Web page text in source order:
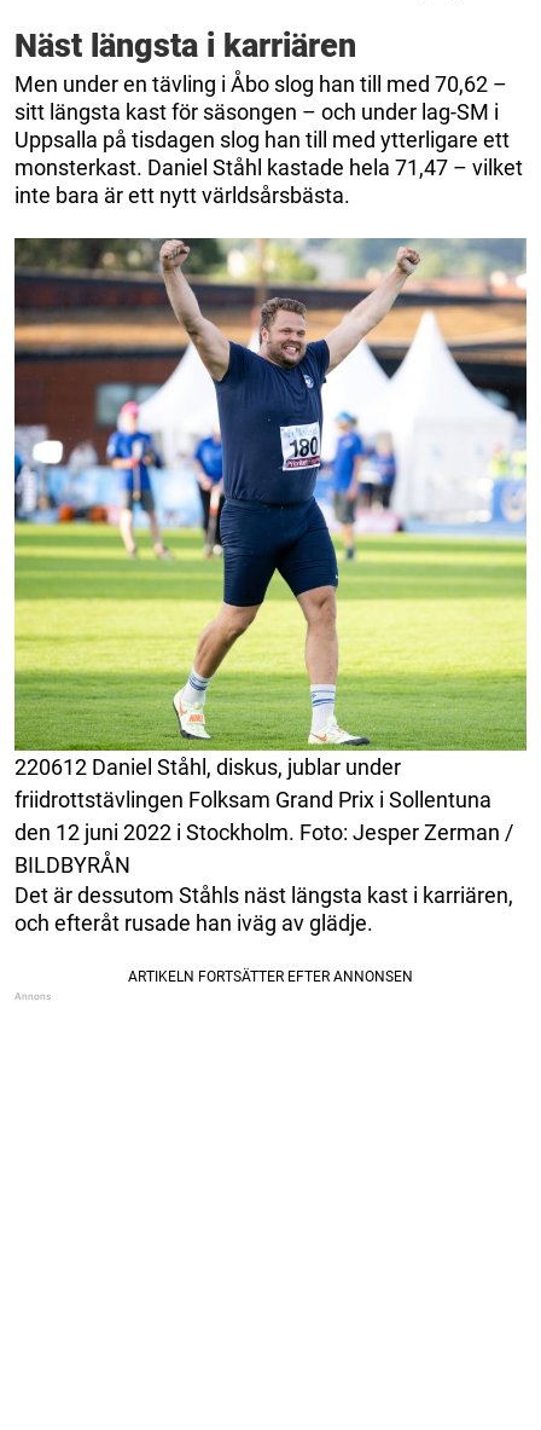
Näst längsta i karriären
Men under en tävling i Åbo slog han till med 70,62 –
sitt längsta kast för säsongen – och under lag-SM i
Uppsalla på tisdagen slog han till med ytterligare ett
monsterkast. Daniel Ståhl kastade hela 71,47 – vilket
inte bara är ett nytt världsårsbästa.
220612 Daniel Ståhl, diskus, jublar under
friidrottstävlingen Folksam Grand Prix i Sollentuna
den 12 juni 2022 i Stockholm. Foto: Jesper Zerman /
BILDBYRÅN
Det är dessutom Ståhls näst längsta kast i karriären,
och efteråt rusade han iväg av glädje.